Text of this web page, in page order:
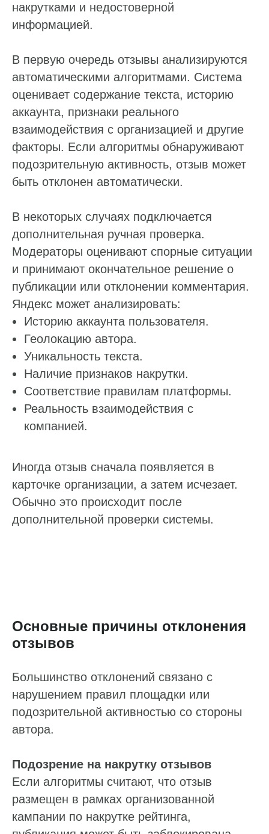
накрутками и недостоверной
информацией.
В первую очередь отзывы анализируются
автоматическими алгоритмами. Система
оценивает содержание текста, историю
аккаунта, признаки реального
взаимодействия с организацией и другие
факторы. Если алгоритмы обнаруживают
подозрительную активность, отзыв может
быть отклонен автоматически.
В некоторых случаях подключается
дополнительная ручная проверка.
Модераторы оценивают спорные ситуации
и принимают окончательное решение о
публикации или отклонении комментария.
Яндекс может анализировать:
Историю аккаунта пользователя.
Геолокацию автора.
Уникальность текста.
Наличие признаков накрутки.
Соответствие правилам платформы.
Реальность взаимодействия с
компанией.
Иногда отзыв сначала появляется в
карточке организации, а затем исчезает.
Обычно это происходит после
дополнительной проверки системы.
Основные причины отклонения
отзывов
Большинство отклонений связано с
нарушением правил площадки или
подозрительной активностью со стороны
автора.
Подозрение на накрутку отзывов
Если алгоритмы считают, что отзыв
размещен в рамках организованной
кампании по накрутке рейтинга,